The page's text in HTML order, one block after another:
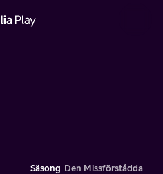
Säsong Den Missförstådda